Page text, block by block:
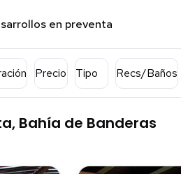
en preventa
Precio Tipo Recs/Baños
Bahía de Banderas